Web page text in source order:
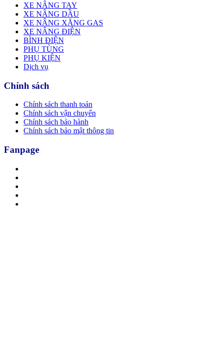
XE NÂNG TAY
XE NÂNG DẦU
XE NÂNG XĂNG GAS
XE NÂNG ĐIỆN
BÌNH ĐIỆN
PHỤ TÙNG
PHỤ KIỆN
Dịch vụ
Chính sách
Chính sách thanh toán
Chính sách vận chuyển
Chính sách bảo hành
Chính sách bảo mật thông tin
Fanpage